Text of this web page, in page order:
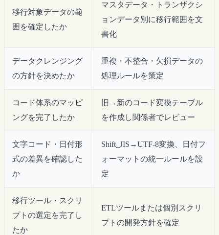
移行対象データの範
囲を確定したか
マスタデータ・トランザクシ
ョンデータ別に移行範囲を文
書化
データクレンジング
の方針を決めたか
重複・不整合・欠損データの
処理ルールを策定
コード体系のマッピ
ングを完了したか
旧→新のコード変換テーブル
を作成し関係者でレビュー
文字コード・日付形
式の差異を確認した
か
Shift_JIS→UTF-8変換、日付フ
ォーマットの統一ルールを設
定
移行ツール・スクリ
プトの選定を完了し
たか
ETLツールまたは個別スクリ
プトの開発方針を確定